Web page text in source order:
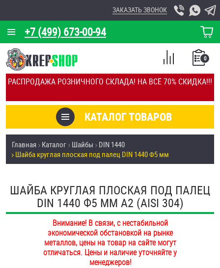
РАСПРОДАЖА РОЗНИЧНОГО СКЛАДА! НА ВСЁ 70% СКИДКА!!!
+7 (499) 673-00-94
ЗАКАЗАТЬ ЗВОНОК
КОРЗИНА
О КОМПАНИИ
КАЛЬКУЛЯТОР
ОТЗЫВЫ
УСЛУГИ
СКИДКИ
ОПТ
ПОКУПАТЕЛЯМ
ОПЛАТА И ДОСТАВКА
НАШИ МАГАЗИНЫ
КАТАЛОГ ТОВАРОВ
0
СПИСОК
СРАВНЕНИЕ
Товары со скидкой
Анкеры
Антивандальный крепёж, инструмент
Болты и винты
Втулки
Главная Каталог Шайбы
DIN 1440
Шайба круглая плоская под палец DIN 1440 Ф5 мм
ШАЙБА КРУГЛАЯ ПЛОСКАЯ ПОД ПАЛЕЦ
DIN 1440 Ф5 ММ А2 (AISI 304)
Внимание! В связи, с нестабильной
экономической обстановкой на рынке
металлов, цены на товар на сайте могут
отличаться. Цены и наличие уточняйте у
менеджеров!